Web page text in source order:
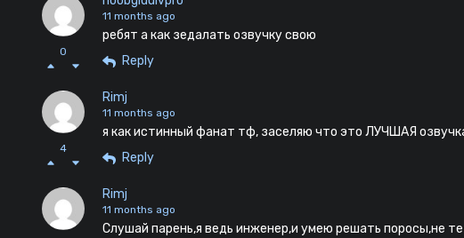
0
11 months ago
ребят а как зедалать озвучку свою
Reply
4
Rimj
11 months ago
я как истинный фанат тф, заселяю что это ЛУЧШАЯ
Reply
Rimj
11 months ago
Слушай парень,я ведь инженер,и умею решать поросы,не